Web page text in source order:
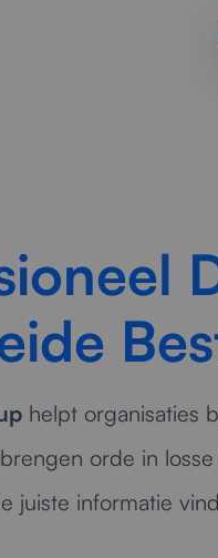
helpt organisaties
orde in
juiste informatie